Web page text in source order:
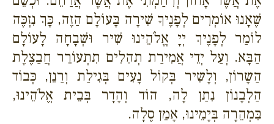
שֶׁאָנוּ אוֹמְרִים לְפָנֶיךָ שִׁירָה בָּעוֹלָם הַזֶה, כָּךְ נִזְכֶּה
לוֹמַר לְפָנֶיךְ יְיָ אֱלֹהֵינוּ שִׁיר וּשְׁבָחָה לָעוֹלָם
הַבָּא. וְעַל יְדֵי אֲמִירַת תְהִלִים תִתְעוֹרֵר חֲבַצֶלֶת
הַשָרוֹן, וְלָשִיר בְּקוֹל נָעִים בְּגִילַת וְרַנֵן, כְּבוֹד
הַלְבָנוֹן נִתַן לָה, הוֹד וְהָדָר בְּבֵית אֱלֹהֵינוּ,
בִּמְהֵרָה בְּיָמֵינוּ, אָמֵן סֶלָה.